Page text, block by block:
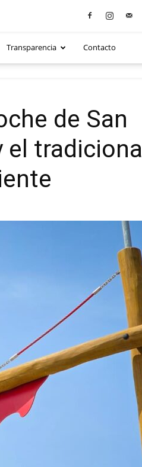
Transparencia Contacto
de San
tradicional